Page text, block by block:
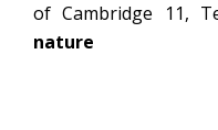
of Cambridge 11,
nature